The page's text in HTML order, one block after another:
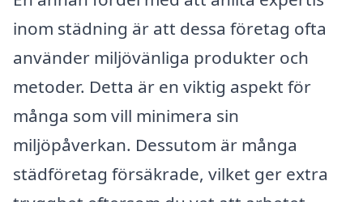
inom städning är att dessa företag ofta
använder miljövänliga produkter och
metoder. Detta är en viktig aspekt för
många som vill minimera sin
miljöpåverkan. Dessutom är många
städföretag försäkrade, vilket ger extra